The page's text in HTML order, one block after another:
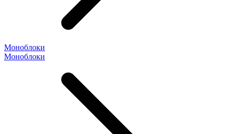
Моноблоки
Моноблоки